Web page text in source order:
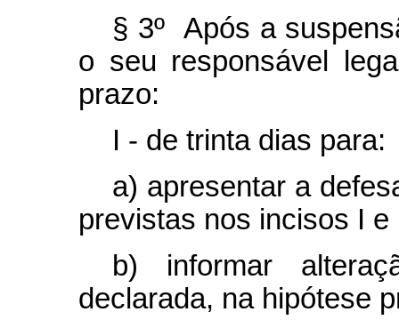
§ 3º Após a
o seu responsável
prazo:
I - de trinta dias para:
a) apresentar a
previstas nos incisos I
b) informar
declarada, na hipótese